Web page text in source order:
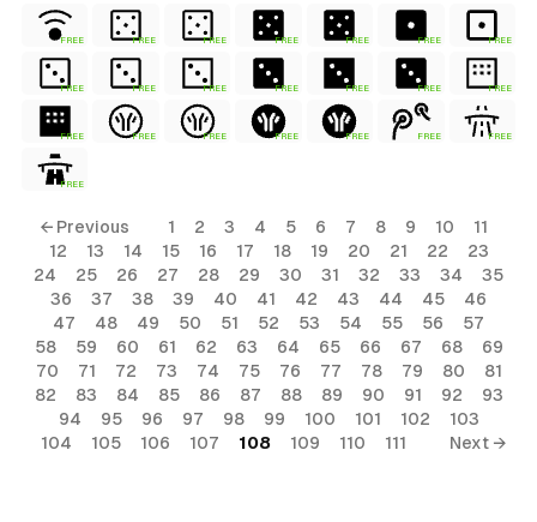
FREE FREE FREE FREE FREE FREE FREE
FREE FREE FREE FREE FREE FREE FREE
FREE FREE FREE FREE FREE FREE FREE
FREE
← Previous 1 2 3 4 5 6 7 8 9 10
11
12
13 14 15 16 17 18 19 20 21 22
23
24
25 26 27 28 29 30 31 32 33 34
35
36
37 38 39 40 41 42 43 44 45
46
47
48 49 50 51 52 53 54 55 56
57
58
59 60 61 62 63 64 65 66 67 68
69
70
71 72 73 74 75 76 77 78 79 80
81
82
83 84 85 86 87 88 89 90 91 92
93
94
95 96 97 98 99 100 101 102
103
104
105 106 107 108 109 110 111 Next →